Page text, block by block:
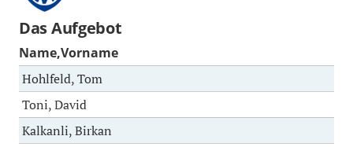
Das Aufgebot
Name,Vorname
Hohlfeld, Tom
Toni, David
Kalkanli, Birkan